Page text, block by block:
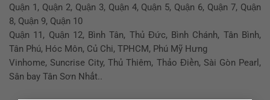
Quận 1, Quận 2, Quận 3, Quận 4, Quận 5, Quận 6, Quận 7, Quận
8, Quận 9, Quận 10
Quận 11, Quận 12, Bình Tân, Thủ Đức, Bình Chánh, Tân Bình,
Tân Phú, Hóc Môn, Củ Chi, TPHCM, Phú Mỹ Hưng
Vinhome, Suncrise City, Thủ Thiêm, Thảo Điền, Sài Gòn Pearl,
Sân bay Tân Sơn Nhất..